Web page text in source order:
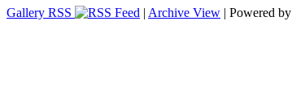
Gallery RSS | Archive View | Powered by